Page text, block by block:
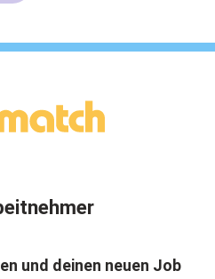
und deinen neuen Job